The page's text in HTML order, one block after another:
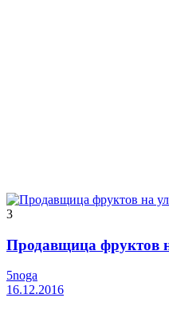
3
Продавщица фруктов
5noga
16.12.2016